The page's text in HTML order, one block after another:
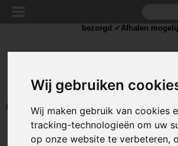
Wij gebruiken
Wij maken gebruik van cookies
tracking-technologieën om uw
op onze website te verbeteren,
Inloggen Registreren
bezorgd ✓Afhalen